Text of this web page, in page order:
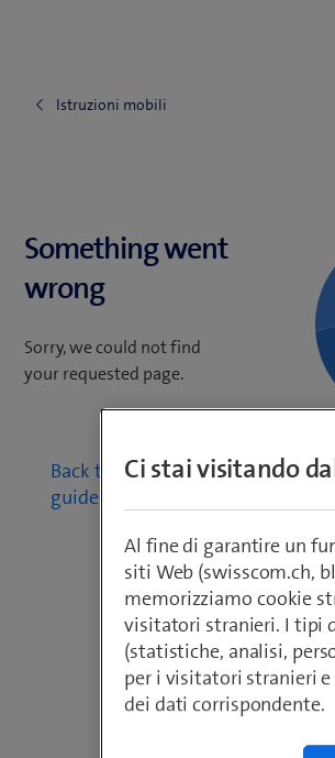
Istruzioni mobili
Something went
wrong
Sorry, we could not find
your requested page.
Back to mobile
guides
Ci stai visitando
Al fine di garantire un
siti Web (swisscom.ch,
memorizziamo cookie
visitatori stranieri. I tipi
(statistiche, analisi,
per i visitatori stranieri
dei dati corrispondente.